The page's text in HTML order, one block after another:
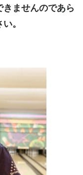
ませんのであら
。